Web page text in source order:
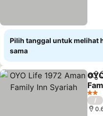
Pilih tanggal untuk melihat
sama
2
/